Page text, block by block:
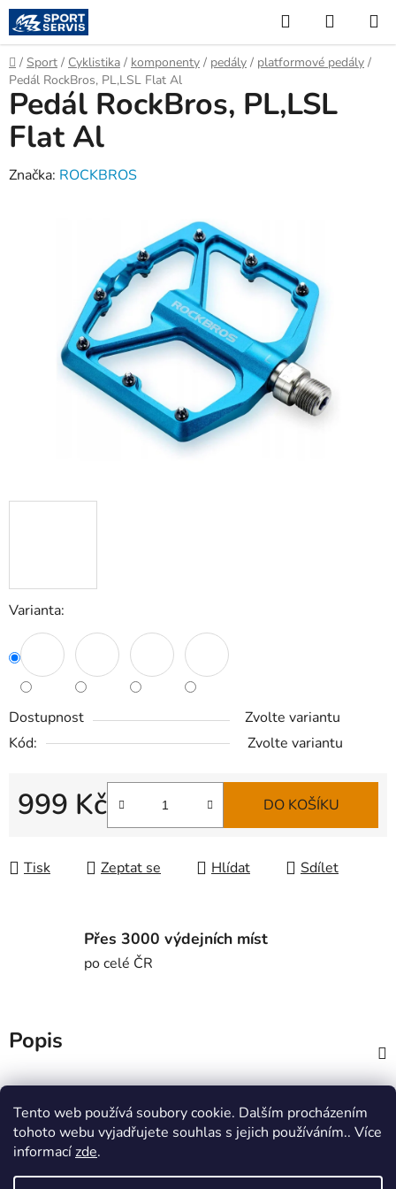
Tento web používá soubory cookie. Dalším procházením
tohoto webu vyjadřujete souhlas s jejich používáním.. Více
informacízde.
Přejít
na
obsah
Hledat
KOŠÍK
Domů
/ Sport / Cyklistika / komponenty / pedály / platformové pedály /
Pedál RockBros, PL,LSL Flat Al
Varianta:
Dostupnost
Zvolte variantu
Kód:
Zvolte variantu
999 Kč DO KOŠÍKU
Tisk Zeptat se Hlídat Sdílet
Pedál RockBros, PL,LSL
Flat Al
Značka: ROCKBROS
Přes 3000 výdejních míst
po celé ČR
Popis
MTWorkout Fitness prcek